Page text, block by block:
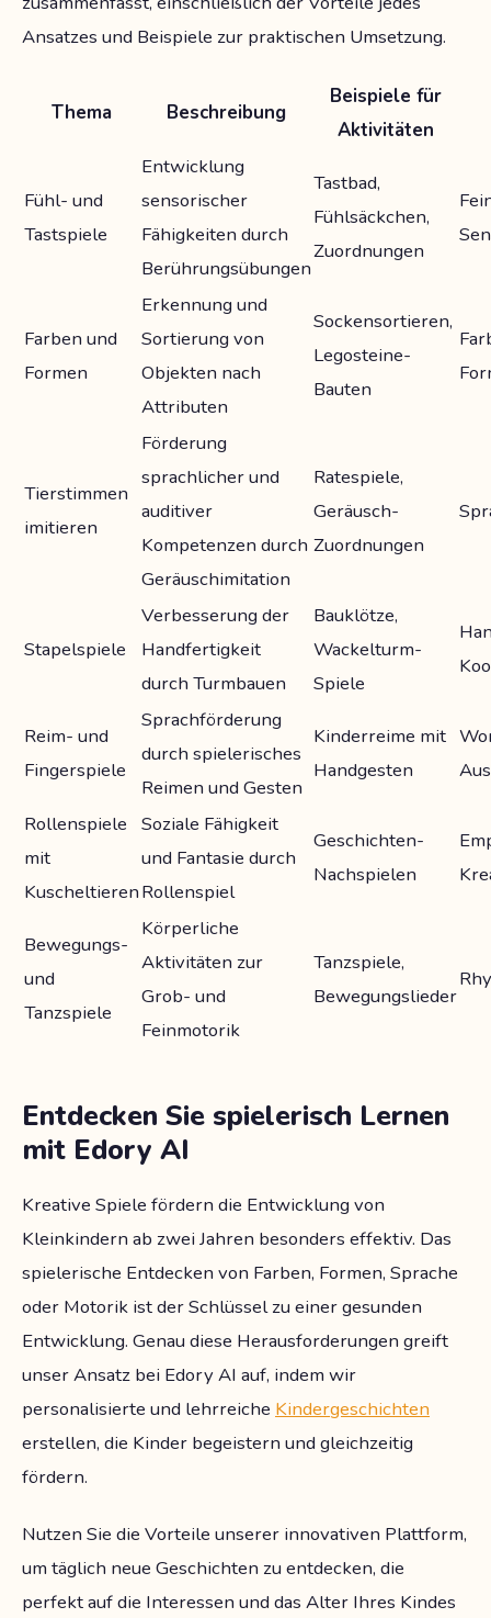
Ansatzes und Beispiele zur praktischen Umsetzung.
Thema Beschreibung
Beispiele für
Aktivitäten
Fühl- und
Tastspiele
Entwicklung
sensorischer
Fähigkeiten durch
Berührungsübungen
Tastbad,
Fühlsäckchen,
Zuordnungen
Farben und
Formen
Erkennung und
Sortierung von
Objekten nach
Attributen
Sockensortieren,
Legosteine-
Bauten
Tierstimmen
imitieren
Förderung
sprachlicher und
auditiver
Kompetenzen durch
Geräuschimitation
Ratespiele,
Geräusch-
Zuordnungen
Stapelspiele
Verbesserung der
Handfertigkeit
durch Turmbauen
Bauklötze,
Wackelturm-
Spiele
Reim- und
Fingerspiele
Sprachförderung
durch spielerisches
Reimen und Gesten
Kinderreime mit
Handgesten
Rollenspiele
mit
Kuscheltieren
Soziale Fähigkeit
und Fantasie durch
Rollenspiel
Geschichten-
Nachspielen
Bewegungs-
und
Tanzspiele
Körperliche
Aktivitäten zur
Grob- und
Feinmotorik
Tanzspiele,
Bewegungslieder
Entdecken Sie spielerisch Lernen
mit Edory AI
Kreative Spiele fördern die Entwicklung von
Kleinkindern ab zwei Jahren besonders effektiv. Das
spielerische Entdecken von Farben, Formen, Sprache
oder Motorik ist der Schlüssel zu einer gesunden
Entwicklung. Genau diese Herausforderungen greift
unser Ansatz bei Edory AI auf, indem wir
personalisierte und lehrreiche Kindergeschichten
erstellen, die Kinder begeistern und gleichzeitig
fördern.
Nutzen Sie die Vorteile unserer innovativen Plattform,
um täglich neue Geschichten zu entdecken, die
perfekt auf die Interessen und das Alter Ihres Kindes